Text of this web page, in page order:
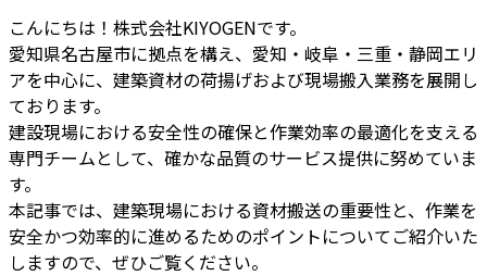
こんにちは！株式会社KIYOGENです。
愛知県名古屋市に拠点を構え、愛知・岐阜・三重・静岡エリ
アを中心に、建築資材の荷揚げおよび現場搬入業務を展開し
ております。
建設現場における安全性の確保と作業効率の最適化を支える
専門チームとして、確かな品質のサービス提供に努めていま
す。
本記事では、建築現場における資材搬送の重要性と、作業を
安全かつ効率的に進めるためのポイントについてご紹介いた
しますので、ぜひご覧ください。